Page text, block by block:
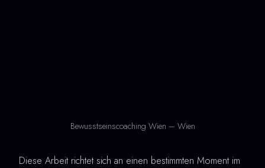
Bewusstseinscoaching Wien – Wien
Diese Arbeit richtet sich an einen bestimmten Moment im